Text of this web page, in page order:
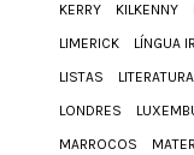
KERRY
KILKENNY
LIMERICK
LÍNGUA
LISTAS
LONDRES
MARROCOS